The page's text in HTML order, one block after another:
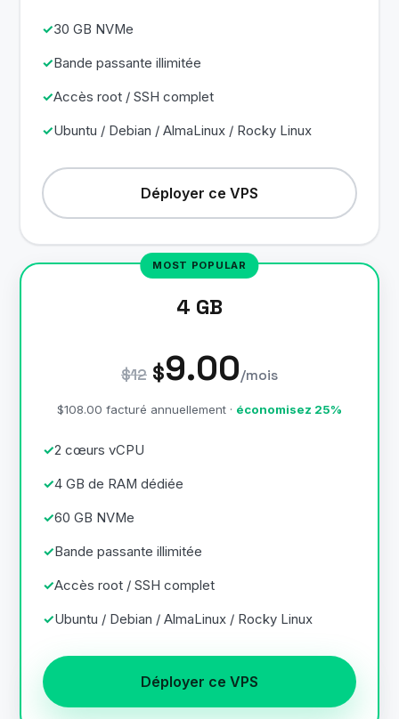
30 GB NVMe
Bande passante illimitée
Accès root / SSH complet
Ubuntu / Debian / AlmaLinux / Rocky Linux
Déployer ce VPS
4 GB
$12 $9.00/mois
$108.00 facturé annuellement · économisez 25%
2 cœurs vCPU
4 GB de RAM dédiée
60 GB NVMe
Bande passante illimitée
Accès root / SSH complet
Ubuntu / Debian / AlmaLinux / Rocky Linux
Déployer ce VPS